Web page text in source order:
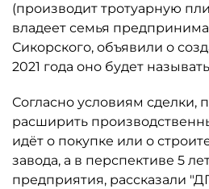
(производит тротуарную
владеет семья
Сикорского, объявили о
2021 года оно будет
Согласно условиям сделки,
расширить
идёт о покупке или о
завода, а в перспективе 5
предприятия, рассказали